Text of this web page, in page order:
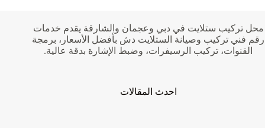
ممتاز
محل تركيب ستلايت في دبي وعجمان والشارقة يقدم خدمات
رقم فني تركيب وصيانة الستلايت دش بأفضل الأسعار، برمجة
القنوات، تركيب الرسيفرات، وضبط الإشارة بدقة عالية.
احدث المقالات